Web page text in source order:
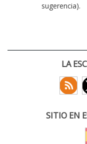
sugerencia).
LA
SITIO EN